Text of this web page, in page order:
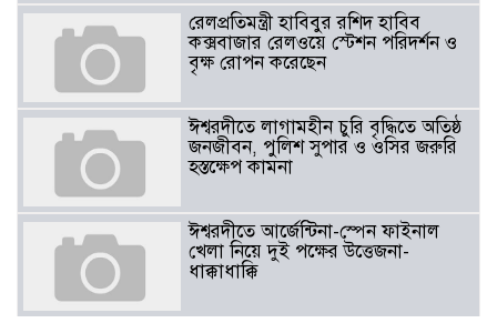
রেলপ্রতিমন্ত্রী হাবিবুর রশিদ হাবিব
কক্সবাজার রেলওয়ে স্টেশন পরিদর্শন ও
বৃক্ষ রোপন করেছেন
ঈশ্বরদীতে লাগামহীন চুরি বৃদ্ধিতে অতিষ্ঠ
জনজীবন, পুলিশ সুপার ও ওসির জরুরি
হস্তক্ষেপ কামনা ​
ঈশ্বরদীতে আর্জেন্টিনা-স্পেন ফাইনাল
খেলা নিয়ে দুই পক্ষের উত্তেজনা-
ধাক্কাধাক্কি